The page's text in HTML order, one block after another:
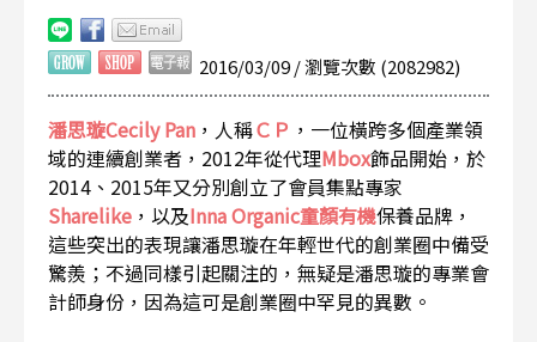
2016/03/09 / 瀏覽次數 (2082982)
潘思璇Cecily Pan ，人稱ＣＰ ，一位橫跨多個產業領
域的連續創業者，2012年從代理Mbox飾品開始，於
2014、2015年又分別創立了會員集點專家
Sharelike ，以及Inna Organic童顏有機保養品牌，
這些突出的表現讓潘思璇在年輕世代的創業圈中備受
驚羨；不過同樣引起關注的，無疑是潘思璇的專業會
計師身份，因為這可是創業圈中罕見的異數。